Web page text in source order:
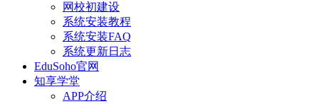
网校初建设
系统安装教程
系统安装FAQ
系统更新日志
EduSoho官网
知享学堂
APP介绍